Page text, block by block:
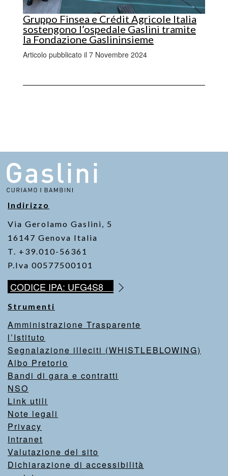
Gruppo Finsea e Crédit Agricole Italia
sostengono l’ospedale Gaslini tramite
la Fondazione Gaslininsieme
Articolo pubblicato il 7 Novembre 2024
Indirizzo
Via Gerolamo Gaslini, 5
16147 Genova Italia
T. +39.010-56361
P.Iva 00577500101
CODICE IPA: UFG4S8
Strumenti
Amministrazione Trasparente
l’Istituto
Segnalazione illeciti (WHISTLEBLOWING)
Albo Pretorio
Bandi di gara e contratti
NSO
Link utili
Note legali
Privacy
Intranet
Valutazione del sito
Dichiarazione di accessibilità